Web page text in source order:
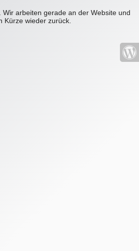
Wir arbeiten gerade an der Website und
Kürze wieder zurück.